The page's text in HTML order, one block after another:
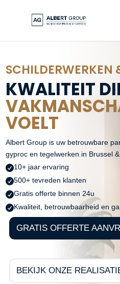
SCHILDERWERKEN
KWALITEIT
VOELT
Albert Group is uw betrouwbare
gyproc en tegelwerken in Brussel
10+ jaar ervaring
500+ tevreden klanten
Gratis offerte binnen 24u
Kwaliteit, betrouwbaarheid en
GRATIS OFFERTE
BEKIJK ONZE